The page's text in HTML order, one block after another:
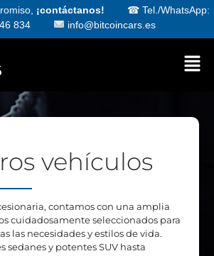
¡contáctanos! ☎ Tel./WhatsApp:
834
info@bitcoincars.es
vehículos
contamos con una amplia
cuidadosamente seleccionados para
las necesidades y estilos de vida.
sedanes y potentes SUV hasta